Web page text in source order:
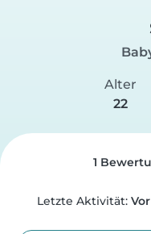
Alter
22
1
Letzte Aktivität: